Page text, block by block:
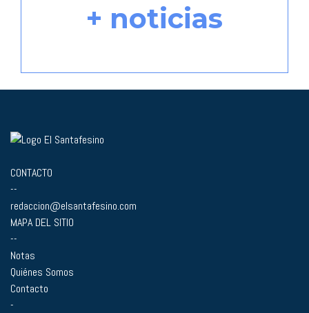
+ noticias
CONTACTO
--
redaccion@elsantafesino.com
MAPA DEL SITIO
--
Notas
Quiénes Somos
Contacto
-